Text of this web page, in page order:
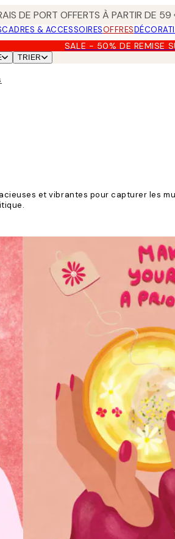
DE PORT OFFERTS À PARTIR DE
CADRES & ACCESSOIRESOFFRES
SALE - 50% DE REMISE
TRIER
et vibrantes pour capturer les